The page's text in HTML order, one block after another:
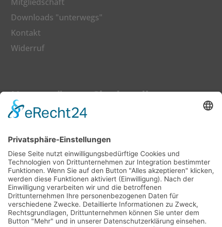
Unterstützen Sie den dkv
Gerne können Sie auch Ihren Beitrag zu einer
Jetzt Mitglied werden
Mitgliedschaft
Downloads "unterwegs"
Kontakt
Widerruf
©2026Deutscher Katecheten-Verein e. V.